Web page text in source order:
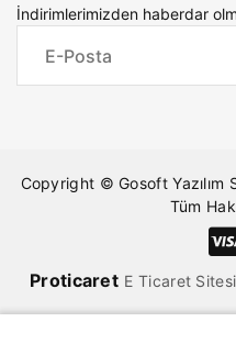
İndirimlerimizden haberdar
Copyright © Gosoft
Tüm
Proticaret E Ticaret Sitesi